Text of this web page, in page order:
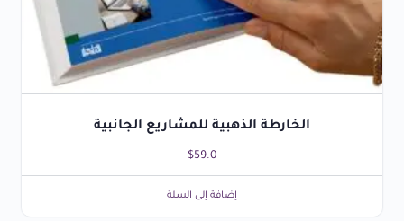
الخارطة الذهبية للمشاريع الجانبية
$59.0
إضافة إلى السلة